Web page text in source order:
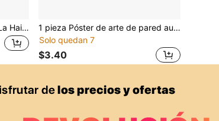
1 pieza Póster de la película La Haine sin marco, póster vintage para club de bar, pintura de arte de pared para dormitorio y estudio, 1 pieza Póster sin marco del personaje del cantante, póster de música, pintura de arte en lienzo para decoración del hogar
1 pieza Póster de arte de pared audaz "Siéntate como una dama", decoración de pared empoderadora para mujeres, sin marco.
Solo quedan 7
$3.40